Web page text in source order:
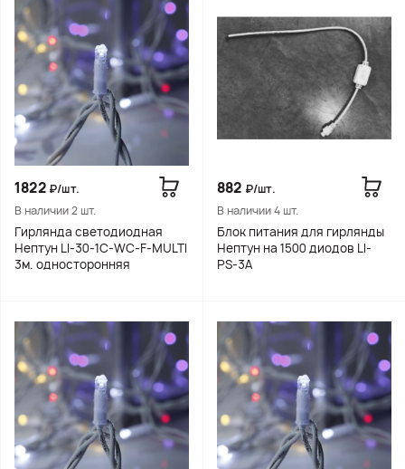
1822 ₽/шт.
В наличии 2 шт.
Гирлянда светодиодная
Нептун LI-30-1C-WC-F-MULTI
3м. односторонняя
882 ₽/шт.
В наличии 4 шт.
Блок питания для гирлянды
Нептун на 1500 диодов LI-
PS-3A